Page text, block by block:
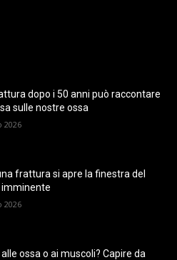
dopo i 50 anni può raccontare
sulle nostre ossa
2026
frattura si apre la finestra del
imminente
2026
alle ossa o ai muscoli? Capire da